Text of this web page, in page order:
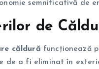
semnificativă de
de
căldură funcționează
de a fi eliminat în